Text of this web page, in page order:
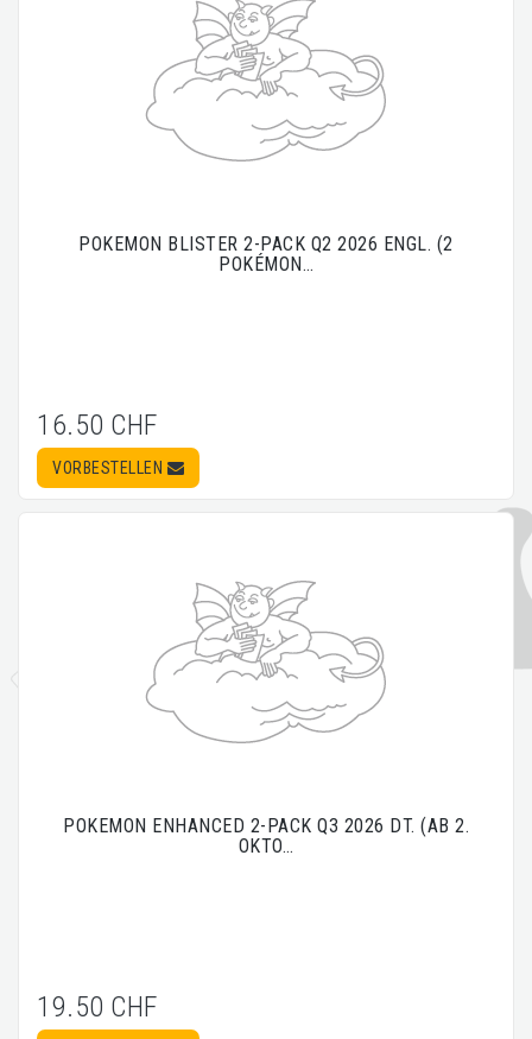
POKEMON BLISTER 2-PACK Q2 2026 ENGL. (2
POKÉMON…
16.50 CHF
VORBESTELLEN
POKEMON ENHANCED 2-PACK Q3 2026 DT. (AB 2.
OKTO…
19.50 CHF